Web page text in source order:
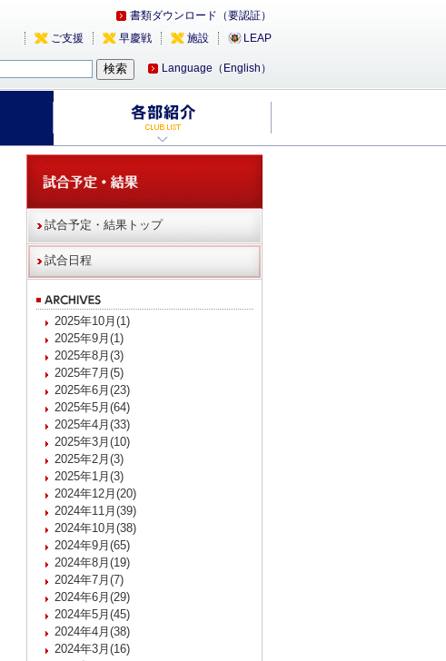
書類ダウンロード（要認証）
LEAP
施設
早慶戦
ご支援
Language（English）
試合予定・結果トップ
試合日程
2025年10月(1)
2025年9月(1)
2025年8月(3)
2025年7月(5)
2025年6月(23)
2025年5月(64)
2025年4月(33)
2025年3月(10)
2025年2月(3)
2025年1月(3)
2024年12月(20)
2024年11月(39)
2024年10月(38)
2024年9月(65)
2024年8月(19)
2024年7月(7)
2024年6月(29)
2024年5月(45)
2024年4月(38)
2024年3月(16)